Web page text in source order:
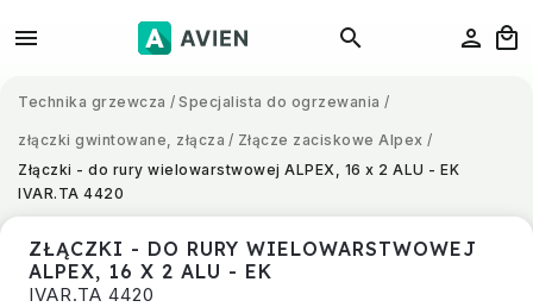
Technika grzewcza / Specjalista do ogrzewania /
złączki gwintowane, złącza / Złącze zaciskowe Alpex /
Złączki - do rury wielowarstwowej ALPEX, 16 x 2 ALU - EK
IVAR.TA 4420
ZŁĄCZKI - DO RURY WIELOWARSTWOWEJ
ALPEX, 16 X 2 ALU - EK
IVAR.TA 4420